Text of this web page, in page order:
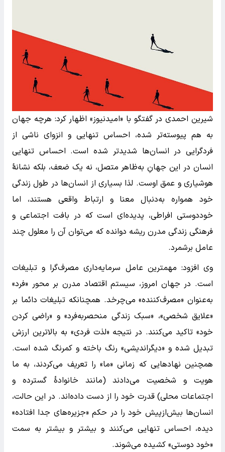
شیرین احمدی در گفتگو با «امیدنیوز» اظهار کرد: هرچه جهان
به هم پیوسته‌تر شده، احساس تنهایی و انزوای ناشی از
فردگرایی در انسان‌ها شدید‌تر شده است. احساس تنهایی
انسان در این جهانِ به‌ظاهر متصل، نه یک ضعف، بلکه نشانهٔ
هوشیاری و عمق اوست. لذا بسیاری از انسان‌ها در طول زندگی
خود همواره به‌دنبال معنا و ارتباط واقعی هستند، اما
خوددوستی افراطی، پدیده‌ای است که در بافت اجتماعی و
فرهنگی زندگی مدرن ریشه دوانده که می‌توان آن را معلول چند
عامل برشمرد.
وی افزود: مهمترین عامل سرمایه‌داری مصرف‌گرا و تبلیغات
است. در جهان امروز، سیستم اقتصاد مدرن بر محور «فرد»
به‌عنوان «مصرف‌کننده» می‌چرخد. همچنانکه تبلیغات دائما بر
«علایق شخصی»، «سبک زندگی منحصر‌به‌فرد» و «راضی کردن
خود» تاکید می‌کنند. در نتیجه «لذت فردی» به بالا‌ترین ارزش
تبدیل شده و «دیگراندیشی» رنگ باخته و کمرنگ شده است.
همچنین نهاد‌هایی که زمانی «ما» را تعریف می‌کردند، به ما
هویت و شخصیت می‌دادند (مانند خانوادهٔ گسترده و
اجتماعات محلی) قدرت خود را از دست داده‌اند. در این حالت،
انسان‌ها بیش‌از‌پیش خود را در حکم «جزیره‌های جدا افتاده»
دیده، احساس تنهایی می‌کنند و بیشتر و بیشتر به سمت
«خود دوستی» کشیده می‌شوند.